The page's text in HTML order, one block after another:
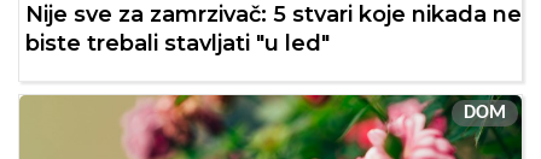
Nije sve za zamrzivač: 5 stvari koje nikada ne
biste trebali stavljati "u led"
DOM